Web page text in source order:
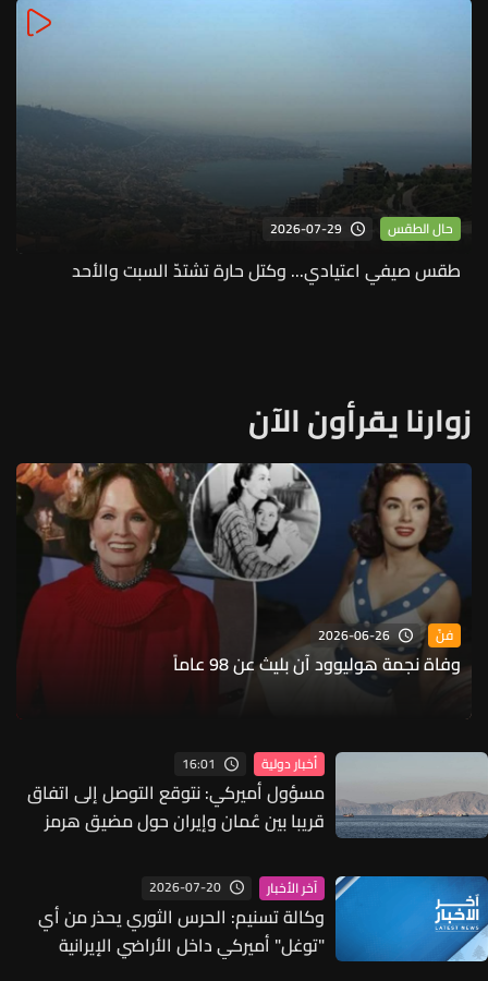
حال الطقس 2026-07-29
طقس صيفي اعتيادي... وكتل حارة تشتدّ السبت والأحد
زوارنا يقرأون الآن
فنّ 2026-06-26
وفاة نجمة هوليوود آن بليث عن 98 عاماً
أخبار دولية 16:01
مسؤول أميركي: نتوقع التوصل إلى اتفاق
قريبا بين عُمان وإيران حول مضيق هرمز
آخر الأخبار 2026-07-20
وكالة تسنيم: الحرس الثوري يحذر من أي
"توغل" أميركي داخل الأراضي الإيرانية